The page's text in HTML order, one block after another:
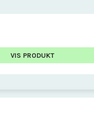
VIS PRODUKT